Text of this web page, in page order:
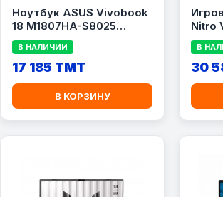
Ноутбук ASUS Vivobook
18 M1807HA-S8025
18\&quot; / AMD Ryzen 7
260 / 16GB DDR5 / 1TB
SSD / AMD Radeon
Graphics
В НАЛИЧИИ
17 185 TMT
В КОРЗИНУ
Nitro
R27F
DDR5
В
30